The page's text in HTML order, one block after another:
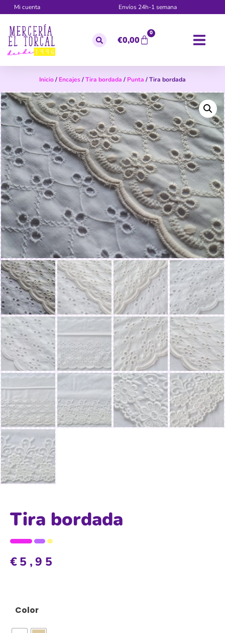
Mi cuenta Envíos 24h-1 semana
€0,00
0
Inicio/ Encajes/Tira bordada / Punta / Tira bordada
Tira bordada
€5,95
Color